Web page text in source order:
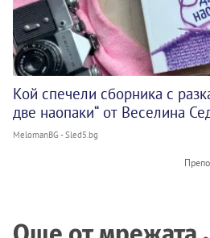
Кой спечели сборника с
две наопаки“ от Веселина
MelomanBG - Sled5.bg